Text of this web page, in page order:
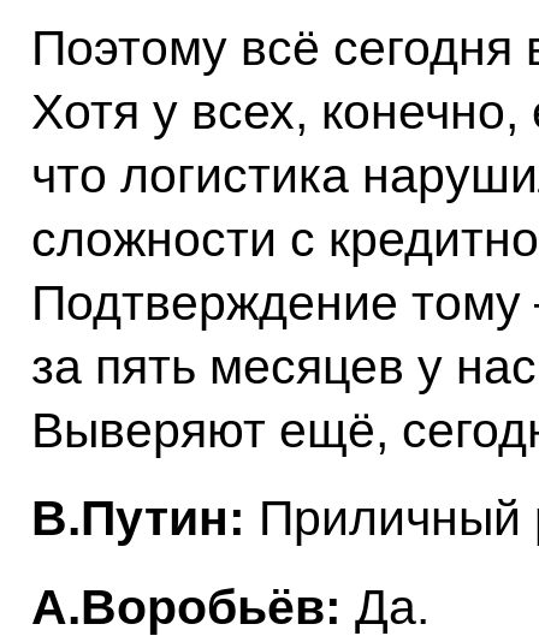
Поэтому всё сегодня
Хотя у всех,
что логистика
сложности с
Подтверждение тому
за пять месяцев у
Выверяют ещё,
В.Путин: Приличный
А.Воробьёв: Да.